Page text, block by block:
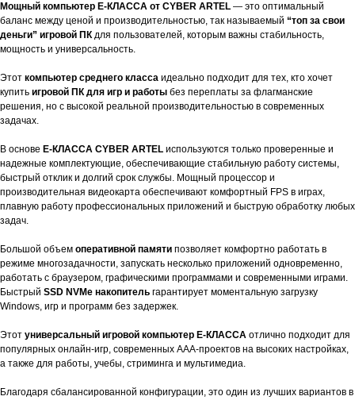
Мощный компьютер E-КЛАССА от CYBER ARTEL — это оптимальный
баланс между ценой и производительностью, так называемый “топ за свои
деньги” игровой ПКдля пользователей, которым важны стабильность,
мощность и универсальность.
Этот компьютер среднего класса идеально подходит для тех, кто хочет
купить игровой ПК для игр и работы без переплаты за флагманские
решения, но с высокой реальной производительностью в современных
задачах.
В основе E-КЛАССА CYBER ARTEL используются только проверенные и
надежные комплектующие, обеспечивающие стабильную работу системы,
быстрый отклик и долгий срок службы. Мощный процессор и
производительная видеокарта обеспечивают комфортный FPS в играх,
плавную работу профессиональных приложений и быструю обработку любых
задач.
Большой объем оперативной памяти позволяет комфортно работать в
режиме многозадачности, запускать несколько приложений одновременно,
работать с браузером, графическими программами и современными играми.
Быстрый SSD NVMe накопитель гарантирует моментальную загрузку
Windows, игр и программ без задержек.
Этот универсальный игровой компьютер E-КЛАССА отлично подходит для
популярных онлайн-игр, современных AAA-проектов на высоких настройках,
а также для работы, учебы, стриминга и мультимедиа.
Благодаря сбалансированной конфигурации, это один из лучших вариантов в